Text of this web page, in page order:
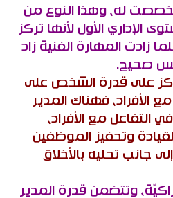
خصصت له، وهذا النوع من
الإداري الأول لأنها تركز
زادت المهارة الفنية زاد
صحيح.
على قدرة الشخص على
الأفراد، فهناك المدير
التفاعل مع الأفراد،
وتحفيز الموظفين
جانب تحليه بالأخلاق
وتتضمن قدرة المدير